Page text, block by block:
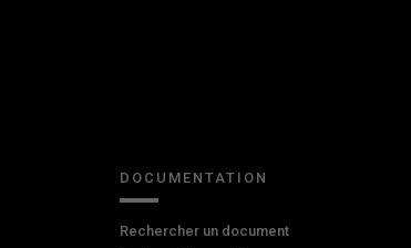
DOCUMENTATION
Rechercher un document